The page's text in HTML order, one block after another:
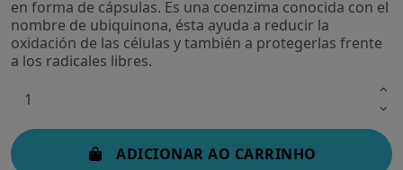
en forma de cápsulas. Es una coenzima conocida con el
nombre de ubiquinona, ésta ayuda a reducir la
oxidación de las células y también a protegerlas frente
a los radicales libres.
ADICIONAR AO CARRINHO